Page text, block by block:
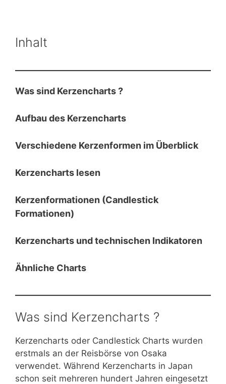
Inhalt
Was sind Kerzencharts ?
Aufbau des Kerzencharts
Verschiedene Kerzenformen im Überblick
Kerzencharts lesen
Kerzenformationen (Candlestick
Formationen)
Kerzencharts und technischen Indikatoren
Ähnliche Charts
Was sind Kerzencharts ?
Kerzencharts oder Candlestick Charts wurden
erstmals an der Reisbörse von Osaka
verwendet. Während Kerzencharts in Japan
schon seit mehreren hundert Jahren eingesetzt